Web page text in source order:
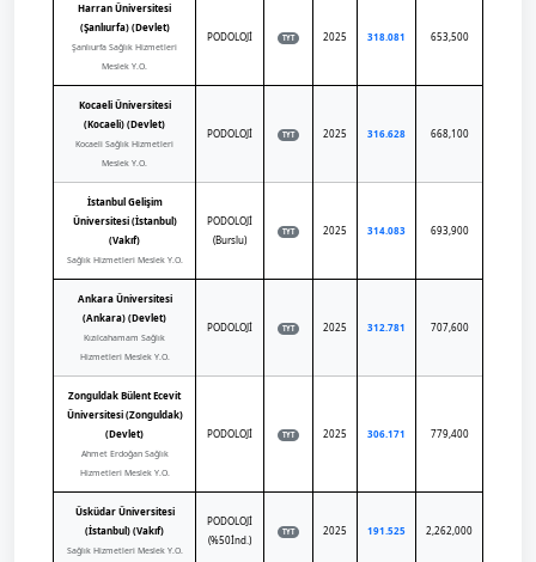
Harran Üniversitesi
(Şanlıurfa) (Devlet)
Şanlıurfa Sağlık Hizmetleri
Meslek Y.O.
PODOLOJİ TYT 2025 318.081 653,500
Kocaeli Üniversitesi
(Kocaeli) (Devlet)
Kocaeli Sağlık Hizmetleri
Meslek Y.O.
PODOLOJİ TYT 2025 316.628 668,100
İstanbul Gelişim
Üniversitesi (İstanbul)
(Vakıf)
Sağlık Hizmetleri Meslek Y.O.
PODOLOJİ
(Burslu)
TYT 2025 314.083 693,900
Ankara Üniversitesi
(Ankara) (Devlet)
Kızılcahamam Sağlık
Hizmetleri Meslek Y.O.
PODOLOJİ TYT 2025 312.781 707,600
Zonguldak Bülent Ecevit
Üniversitesi (Zonguldak)
(Devlet)
Ahmet Erdoğan Sağlık
Hizmetleri Meslek Y.O.
PODOLOJİ TYT 2025 306.171 779,400
Üsküdar Üniversitesi
(İstanbul) (Vakıf)
Sağlık Hizmetleri Meslek Y.O.
PODOLOJİ
(%50İnd.)
TYT 2025 191.525 2,262,000